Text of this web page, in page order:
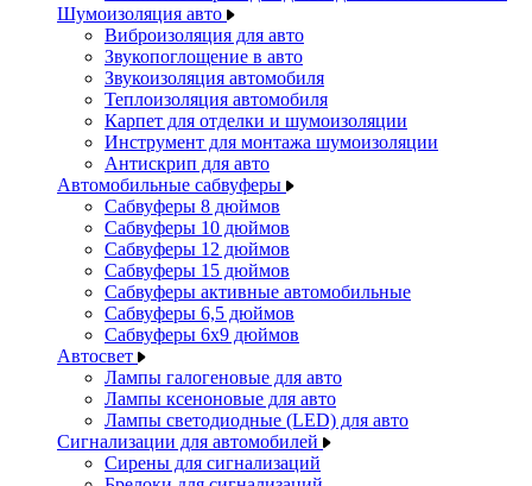
Шумоизоляция авто
Виброизоляция для авто
Звукопоглощение в авто
Звукоизоляция автомобиля
Теплоизоляция автомобиля
Карпет для отделки и шумоизоляции
Инструмент для монтажа шумоизоляции
Антискрип для авто
Автомобильные сабвуферы
Сабвуферы 8 дюймов
Сабвуферы 10 дюймов
Сабвуферы 12 дюймов
Сабвуферы 15 дюймов
Сабвуферы активные автомобильные
Сабвуферы 6,5 дюймов
Сабвуферы 6x9 дюймов
Автосвет
Лампы галогеновые для авто
Лампы ксеноновые для авто
Лампы светодиодные (LED) для авто
Сигнализации для автомобилей
Сирены для сигнализаций